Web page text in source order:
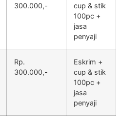
300.000,-
cup & stik
100pc +
jasa
penyaji
Rp.
300.000,-
Eskrim +
cup & stik
100pc +
jasa
penyaji